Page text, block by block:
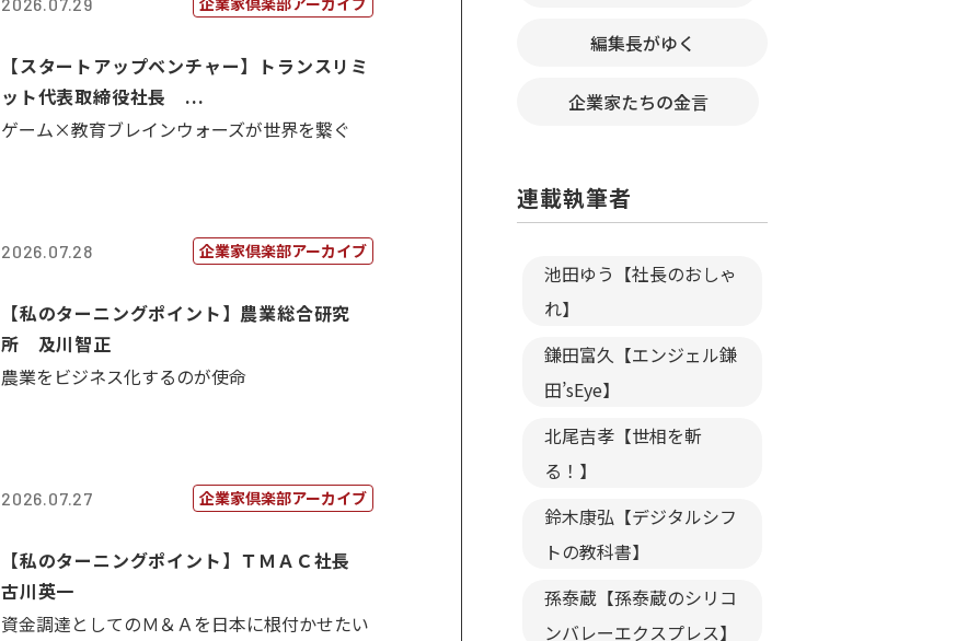
【スタートアップベンチャー】トランスリミ
ット代表取締役社長 ...
ゲーム×教育ブレインウォーズが世界を繋ぐ
2026.07.28 企業家倶楽部アーカイブ
【私のターニングポイント】農業総合研究
所 及川智正
農業をビジネス化するのが使命
2026.07.27 企業家倶楽部アーカイブ
【私のターニングポイント】ＴＭＡＣ社長
古川英一
資金調達としてのＭ＆Ａを日本に根付かせたい
編集長がゆく
企業家たちの金言
連載執筆者
池田ゆう【社長のおしゃ
れ】
鎌田富久【エンジェル鎌
田’sEye】
北尾吉孝【世相を斬
る！】
鈴木康弘【デジタルシフ
トの教科書】
孫泰蔵【孫泰蔵のシリコ
ンバレーエクスプレス】